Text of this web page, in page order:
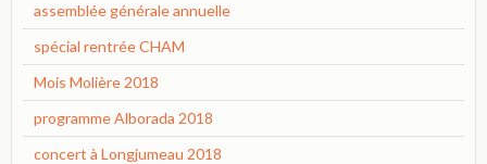
assemblée générale annuelle
spécial rentrée CHAM
Mois Molière 2018
programme Alborada 2018
concert à Longjumeau 2018